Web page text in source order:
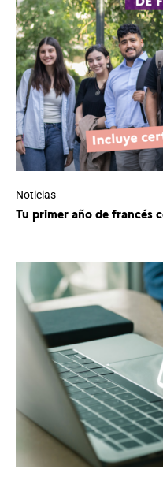
Noticias
Tu primer año de francés